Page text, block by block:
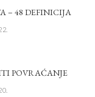
– 48 DEFINICIJA
POVRAĆANJE